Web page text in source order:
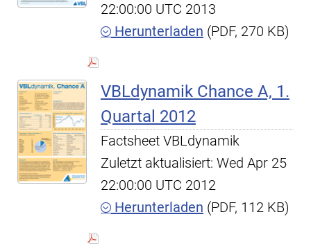
22:00:00 UTC 2013
Herunterladen (PDF, 270 KB)
VBLdynamik Chance A, 1.
Quartal 2012
Factsheet VBLdynamik
Zuletzt aktualisiert: Wed Apr 25
22:00:00 UTC 2012
Herunterladen (PDF, 112 KB)